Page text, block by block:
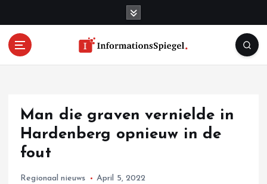
Man die graven vernielde in
Hardenberg opnieuw in de
fout
Regionaal nieuws April 5, 2022